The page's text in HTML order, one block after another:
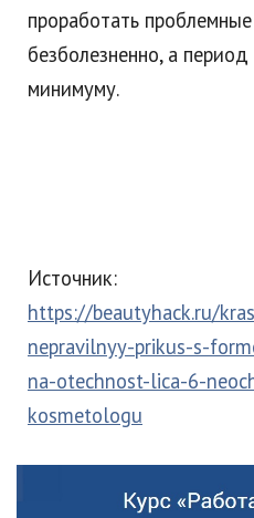
проработать
безболезненно, а
минимуму.
Источник:
https://beautyhack.ru/
nepravilnyy-prikus-s-
na-otechnost-lica-6-
kosmetologu